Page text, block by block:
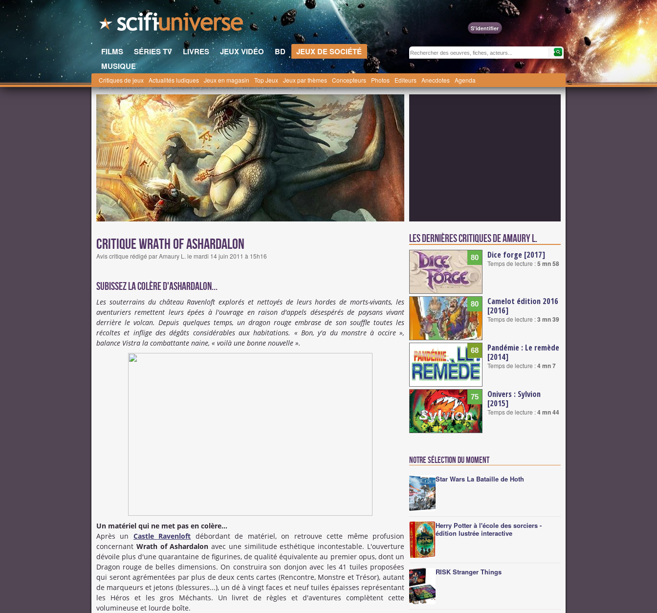
S'identifier
FILMS SÉRIES TV LIVRES JEUX VIDÉO BD
JEUX DE SOCIÉTÉ
MUSIQUE
Critiques de jeux Actualités ludiques Jeux en magasin Top Jeux Jeux par thèmes Concepteurs Photos Editeurs Anecdotes Agenda
Scifi-Universe.com Jeux Critiques de jeu de société Wrath of Ashardalon Amaury L.
Critique Wrath of Ashardalon
Avis critique rédigé par Amaury L. le mardi 14 juin 2011 à 15h16
Subissez la colère d'Ashardalon...
Les souterrains du château Ravenloft explorés et nettoyés de leurs hordes de morts-vivants, les
aventuriers remettent leurs épées à l'ouvrage en raison d'appels désespérés de paysans vivant
derrière le volcan. Depuis quelques temps, un dragon rouge embrase de son souffle toutes les
récoltes et inflige des dégâts considérables aux habitations. « Bon, y'a du monstre à occire »,
balance Vistra la combattante naine, « voilà une bonne nouvelle ».
Un matériel qui ne met pas en colère...
Après un Castle Ravenloft débordant de matériel, on retrouve cette même profusion
concernant Wrath of Ashardalon avec une similitude esthétique incontestable. L'ouverture
dévoile plus d'une quarantaine de figurines, de qualité équivalente au premier opus, dont un
Dragon rouge de belles dimensions. On construira son donjon avec les 41 tuiles proposées
qui seront agrémentées par plus de deux cents cartes (Rencontre, Monstre et Trésor), autant
de marqueurs et jetons (blessures...), un dé à vingt faces et neuf tuiles épaisses représentant
les Héros et les gros Méchants. Un livret de règles et d'aventures complètent cette
volumineuse et lourde boîte.
Les dernières critiques de Amaury L.
80 Dice forge [2017]
Temps de lecture :5 mn 58
80
Camelot édition 2016
[2016]
Temps de lecture :3 mn 39
68
Pandémie : Le remède
[2014]
Temps de lecture :4 mn 7
75
Onivers : Sylvion
[2015]
Temps de lecture :4 mn 44
Notre sélection du moment
Star Wars La Bataille de Hoth
Herry Potter à l'école des sorciers -
édition lustrée interactive
RISK Stranger Things